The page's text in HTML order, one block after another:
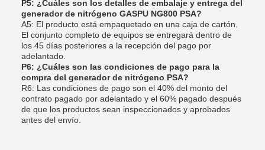
P5: ¿Cuáles son los detalles de embalaje y entrega del
generador de nitrógeno GASPU NG800 PSA?
A5: El producto está empaquetado en una caja de cartón.
El conjunto completo de equipos se entregará dentro de
los 45 días posteriores a la recepción del pago por
adelantado.
P6: ¿Cuáles son las condiciones de pago para la
compra del generador de nitrógeno PSA?
R6: Las condiciones de pago son el 40% del monto del
contrato pagado por adelantado y el 60% pagado después
de que los productos sean inspeccionados y aprobados
antes del envío.